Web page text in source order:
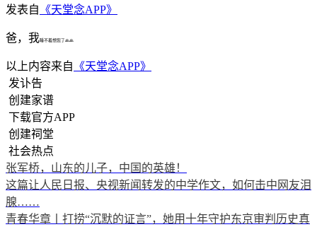
发表自 《天堂念APP》
爸，我睡不着想您了🙏🙏
以上内容来自 《天堂念APP》
发讣告
创建家谱
下载官方APP
创建祠堂
社会热点
张军桥，山东的儿子，中国的英雄！
这篇让人民日报、央视新闻转发的中学作文，如何击中网友泪
腺……
青春华章丨打捞“沉默的证言”，她用十年守护东京审判历史真